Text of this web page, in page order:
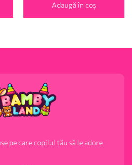
Adaugă în coș
pe care copilul tău să le adore